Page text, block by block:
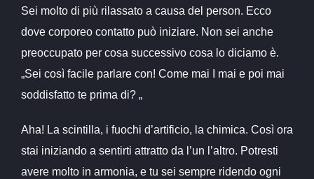
Sei molto di più rilassato a causa del person. Ecco
dove corporeo contatto può iniziare. Non sei anche
preoccupato per cosa successivo cosa lo diciamo è.
„Sei così facile parlare con! Come mai I mai e poi mai
soddisfatto te prima di? „
Aha! La scintilla, i fuochi d’artificio, la chimica. Così ora
stai iniziando a sentirti attratto da l’un l’altro. Potresti
avere molto in armonia, e tu sei sempre ridendo ogni